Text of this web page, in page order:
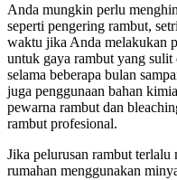
Anda mungkin perlu
seperti pengering rambut,
waktu jika Anda melakukan
untuk gaya rambut yang
selama beberapa bulan
juga penggunaan bahan
pewarna rambut dan
rambut profesional.
Jika pelurusan rambut terlalu
rumahan menggunakan